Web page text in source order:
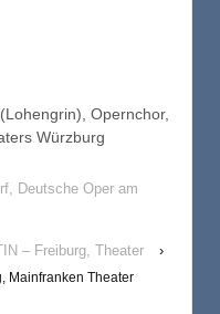
Opernchor,
Würzburg
Deutsche Oper am
– Freiburg, Theater
›
Mainfranken Theater